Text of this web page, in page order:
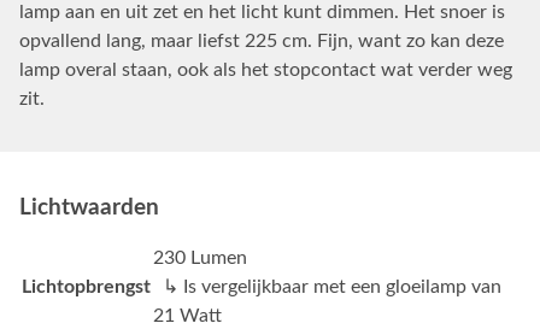
lamp aan en uit zet en het licht kunt dimmen. Het snoer is
opvallend lang, maar liefst 225 cm. Fijn, want zo kan deze
lamp overal staan, ook als het stopcontact wat verder weg
zit.
Lichtwaarden
Lichtopbrengst
230 Lumen
↳ Is vergelijkbaar met een gloeilamp van
21 Watt